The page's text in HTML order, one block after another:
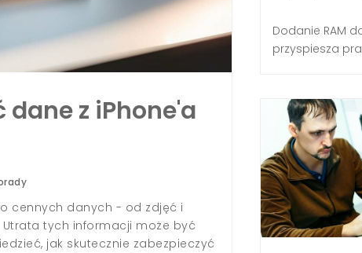
dane z iPhone'a
cennych danych - od zdjęć i
tych informacji może być
jak skutecznie zabezpieczyć
Jak
ByGameFactor.pl
Najprościej
przewód RJ-45
komputerze, a
Dodanie RAM
przyspiesza